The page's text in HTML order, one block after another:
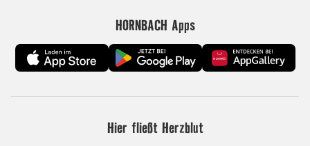
HORNBACH Apps
Hier fließt Herzblut